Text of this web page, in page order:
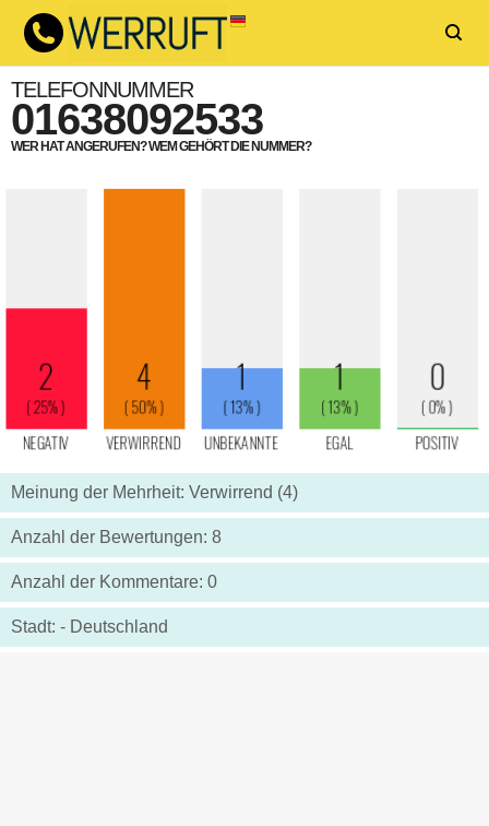
TELEFONNUMMER
01638092533
WER HAT ANGERUFEN? WEM GEHÖRT DIE NUMMER?
Meinung der Mehrheit: Verwirrend (4)
Anzahl der Bewertungen: 8
Anzahl der Kommentare: 0
Stadt: - Deutschland